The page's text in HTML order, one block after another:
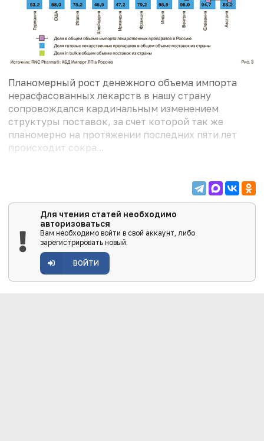
Планомерный рост денежного объема импорта
нерасфасованных лекарств в нашу страну
сопровождался кардинальным изменением
структуры поставок, за счет которой так же
планомерно на протяжении последних пяти лет
происходит сокра...
Для чтения статей необходимо
авторизоваться
Вам необходимо войти в свой аккаунт, либо
зарегистрировать новый.
ВОЙТИ